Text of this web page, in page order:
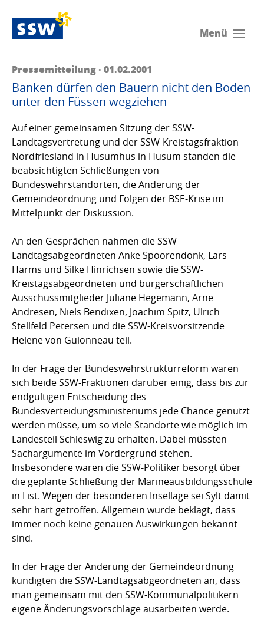
Menü
Pressemitteilung · 01.02.2001
Banken dürfen den Bauern nicht den Boden
unter den Füssen wegziehen
Auf einer gemeinsamen Sitzung der SSW-
Landtagsvertretung und der SSW-Kreistagsfraktion
Nordfriesland in Husumhus in Husum standen die
beabsichtigten Schließungen von
Bundeswehrstandorten, die Änderung der
Gemeindeordnung und Folgen der BSE-Krise im
Mittelpunkt der Diskussion.
An den Gesprächen nahmen die SSW-
Landtagsabgeordneten Anke Spoorendonk, Lars
Harms und Silke Hinrichsen sowie die SSW-
Kreistagsabgeordneten und bürgerschaftlichen
Ausschussmitglieder Juliane Hegemann, Arne
Andresen, Niels Bendixen, Joachim Spitz, Ulrich
Stellfeld Petersen und die SSW-Kreisvorsitzende
Helene von Guionneau teil.
In der Frage der Bundeswehrstrukturreform waren
sich beide SSW-Fraktionen darüber einig, dass bis zur
endgültigen Entscheidung des
Bundesverteidungsministeriums jede Chance genutzt
werden müsse, um so viele Standorte wie möglich im
Landesteil Schleswig zu erhalten. Dabei müssten
Sachargumente im Vordergrund stehen.
Insbesondere waren die SSW-Politiker besorgt über
die geplante Schließung der Marineausbildungsschule
in List. Wegen der besonderen Insellage sei Sylt damit
sehr hart getroffen. Allgemein wurde beklagt, dass
immer noch keine genauen Auswirkungen bekannt
sind.
In der Frage der Änderung der Gemeindeordnung
kündigten die SSW-Landtagsabgeordneten an, dass
man gemeinsam mit den SSW-Kommunalpolitikern
eigene Änderungsvorschläge ausarbeiten werde.